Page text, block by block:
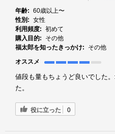
年齢: 60歳以上〜
性別: 女性
利用頻度: 初めて
購入目的:
その他
福太郎を知ったきっかけ:
その他
オススメ
値段も量もちょうど良いでした
た。
役に立った 0